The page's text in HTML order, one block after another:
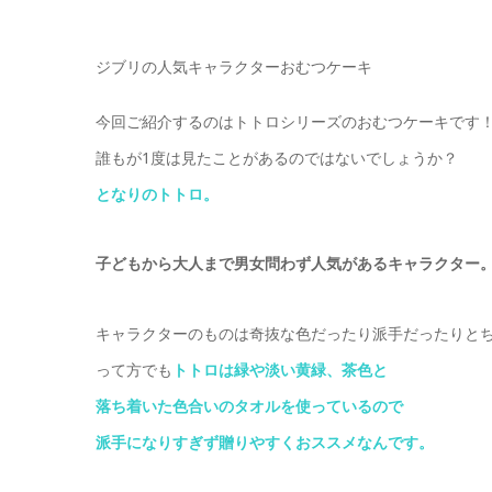
ジブリの人気キャラクターおむつケーキ
今回ご紹介するのはトトロシリーズのおむつケーキです！
誰もが1度は見たことがあるのではないでしょうか？
となりのトトロ。
子どもから大人まで男女問わず人気があるキャラクター。
キャラクターのものは奇抜な色だったり派手だったりと
って方でも トトロは緑や淡い黄緑、茶色と
落ち着いた色合いのタオルを使っているので
派手になりすぎず贈りやすくおススメなんです。